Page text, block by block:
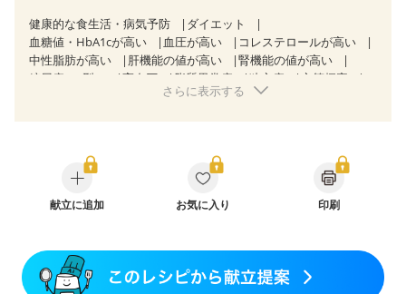
健康的な食生活・病気予防
ダイエット
血糖値・HbA1cが高い
血圧が高い
コレステロールが高い
中性脂肪が高い
肝機能の値が高い
腎機能の値が高い
糖尿病（2型）
高血圧 脂質異常症 狭心症
心筋梗塞
胃ポリープ 逆流性食道炎
CKD（ステージ２）
乳がん（抗がん剤治療中）
乳がん（ホルモン療法中）
乳がん（放射線治療中）
乳がん治療を終えた方・経過観察中の方など
フレイル（年齢に合わせた体作り）
ニキビ・肌荒れ
妊活中 更年期
さらに表示する
献立に追加 お気に入り 印刷